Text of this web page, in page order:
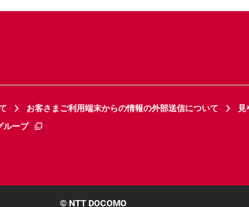
お客さまご利用端末からの情報の外部送信について
見
ループ
© NTT DOCOMO